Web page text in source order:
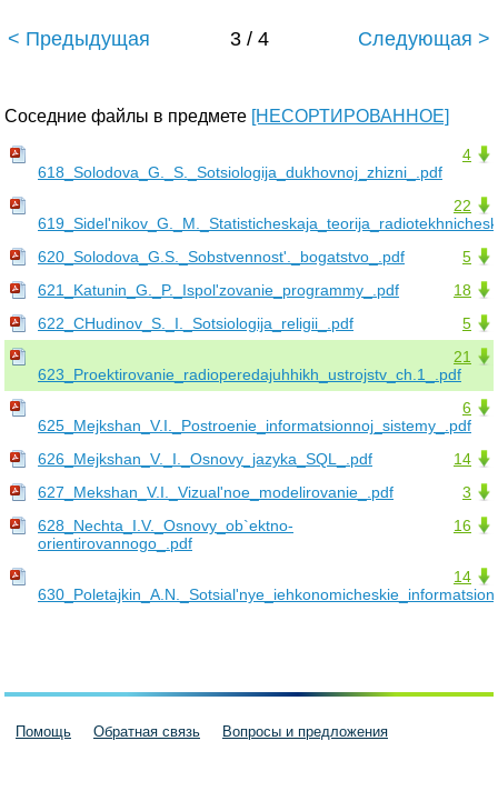
< Предыдущая 3 / 4 Следующая >
Соседние файлы в предмете [НЕСОРТИРОВАННОЕ]
4
618_Solodova_G._S._Sotsiologija_dukhovnoj_zhizni_.pdf
22
5
620_Solodova_G.S._Sobstvennost'._bogatstvo_.pdf
18
621_Katunin_G._P._Ispol'zovanie_programmy_.pdf
5
622_CHudinov_S._I._Sotsiologija_religii_.pdf
21
623_Proektirovanie_radioperedajuhhikh_ustrojstv_ch.1_.pdf
6
625_Mejkshan_V.I._Postroenie_informatsionnoj_sistemy_.pdf
14
626_Mejkshan_V._I._Osnovy_jazyka_SQL_.pdf
3
627_Mekshan_V.I._Vizual'noe_modelirovanie_.pdf
16
628_Nechta_I.V._Osnovy_ob`ektno-
orientirovannogo_.pdf
14
Помощь Обратная связь Вопросы и предложения